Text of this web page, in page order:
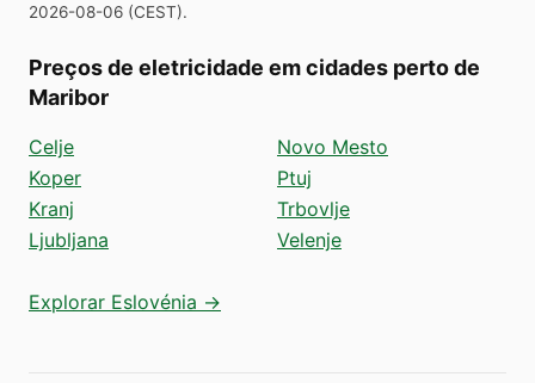
2026-08-06 (CEST).
Preços de eletricidade em cidades perto de
Maribor
Celje
Koper
Kranj
Ljubljana
Novo Mesto
Ptuj
Trbovlje
Velenje
Explorar Eslovénia →